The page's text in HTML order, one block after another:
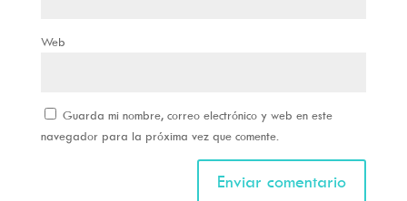
Web
Guarda mi nombre, correo electrónico y web en este
navegador para la próxima vez que comente.